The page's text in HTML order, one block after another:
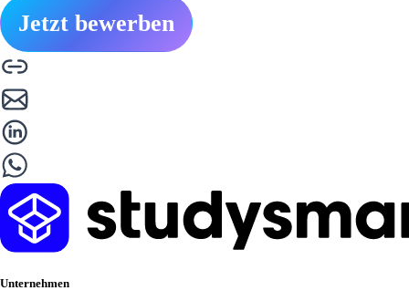
Jetzt bewerben
Unternehmen